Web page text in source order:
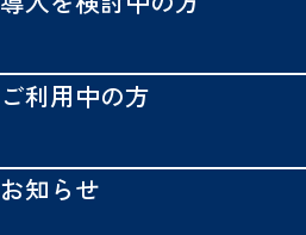
ご利用中の方
お知らせ